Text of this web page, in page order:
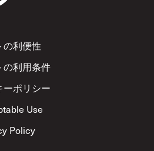
の利便性
の利用条件
ーポリシー
Use
Policy